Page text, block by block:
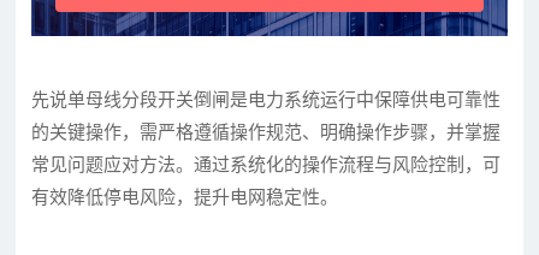
先说单母线分段开关倒闸是电力系统运行中保障供电可靠性
的关键操作，需严格遵循操作规范、明确操作步骤，并掌握
常见问题应对方法。通过系统化的操作流程与风险控制，可
有效降低停电风险，提升电网稳定性。